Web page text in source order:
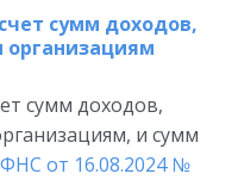
сумм доходов,
сумм доходов,
и сумм
от 16.08.2024 №